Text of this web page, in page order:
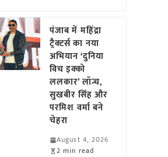
पंजाब में महिंद्रा
ट्रैक्टर्स का नया
अभियान ‘दुनिया
विच इक्को
ललकार’ लॉन्च,
सुखबीर सिंह और
परमिश वर्मा बने
चेहरा
August 4, 2026
2 min read